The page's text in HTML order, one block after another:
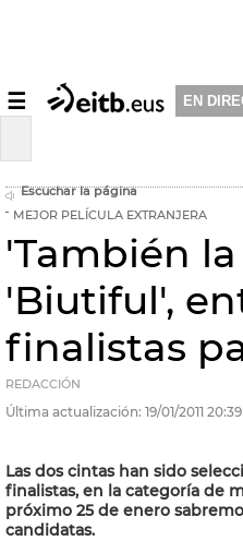
☰ EN
Escuchar la página
MEJOR PELÍCULA EXTRANJERA
'También
'Biutiful',
finalistas
REDACCIÓN
Última actualización: 19/01/2011 20:39
Las dos cintas han sido
finalistas, en la categoría de
próximo 25 de enero
candidatas.